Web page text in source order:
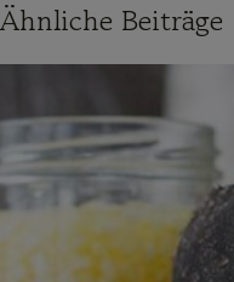
Ähnliche Beiträge